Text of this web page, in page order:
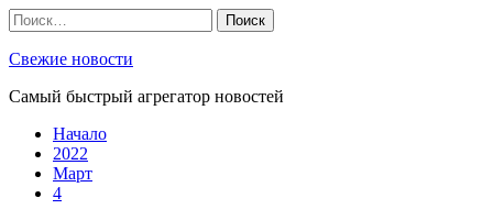
Skip
to
content
Найти:
Свежие новости
Самый быстрый агрегатор новостей
Начало
2022
Март
4